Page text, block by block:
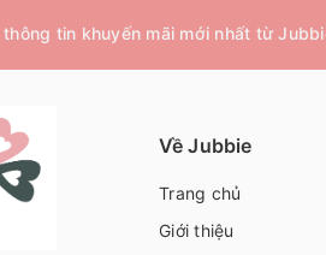
thông tin khuyến mãi mới nhất từ
Về Jubbie
Trang chủ
Giới thiệu